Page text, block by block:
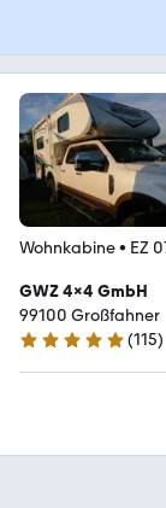
Wohnkabine• EZ
GWZ 4x4 GmbH
99100 Großfahner
5 Sterne
(115)